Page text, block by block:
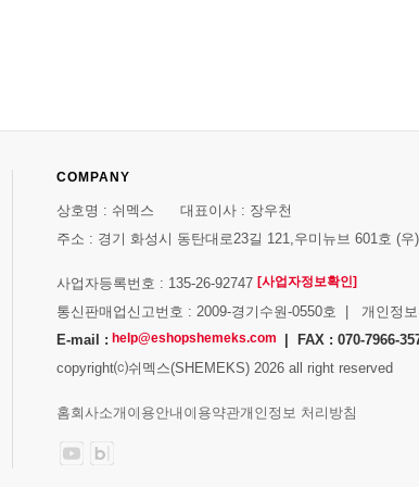
COMPANY
상호명 : 쉬멕스 대표이사 : 장우천
주소 : 경기 화성시 동탄대로23길 121,우미뉴브 601호 (우
사업자등록번호 : 135-26-92747 [사업자정보확인]
통신판매업신고번호 : 2009-경기수원-0550호 | 개인정
E-mail : help@eshopshemeks.com
| FAX : 070-7966-
copyright⒞쉬멕스(SHEMEKS) 2026 all right reserved
홈회사소개 이용안내 이용약관개인정보 처리방침